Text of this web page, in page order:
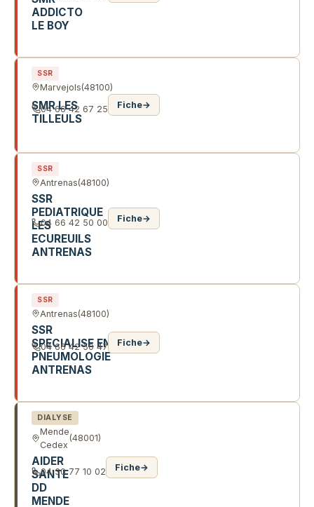
ADDICTO
LE BOY
SSR
Marvejols(48100)
SMR LES
TILLEULS
04 66 42 67 25 Fiche→
SSR
Antrenas(48100)
SSR
PEDIATRIQUE
LES
ECUREUILS
ANTRENAS
04 66 42 50 00 Fiche→
SSR
Antrenas(48100)
SSR
SPECIALISE EN
PNEUMOLOGIE
ANTRENAS
04 66 42 50 47 Fiche→
DIALYSE
Mende
Cedex
(48001)
AIDER
SANTE
DD
MENDE
04 30 77 10 02 Fiche→